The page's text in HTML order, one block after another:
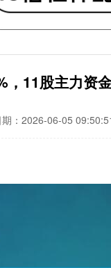
，11股主力资
期：2026-06-05